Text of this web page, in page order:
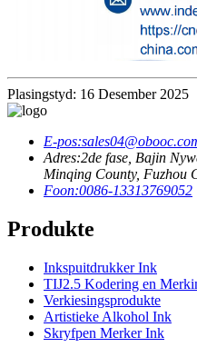
Plasingstyd: 16 Desember 2025
E-pos:
Adres:2de fase, Bajin
Minqing County, Fuzhou
Foon:0086-13313769052
Produkte
Inkspuitdrukker Ink
TIJ2.5 Kodering en
Verkiesingsprodukte
Artistieke Alkohol Ink
Skryfpen Merker Ink